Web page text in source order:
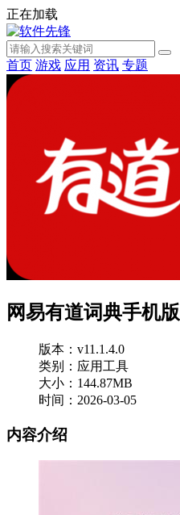
正在加载
首页 游戏 应用 资讯 专题
网易有道词典手机版
版本：v11.1.4.0
类别：应用工具
大小：144.87MB
时间：2026-03-05
内容介绍